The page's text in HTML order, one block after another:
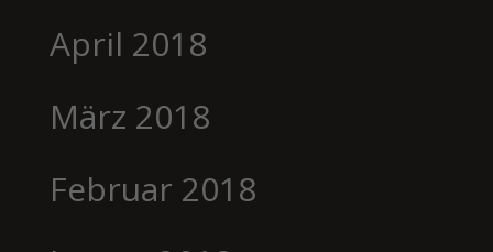
April 2018
März 2018
Februar 2018